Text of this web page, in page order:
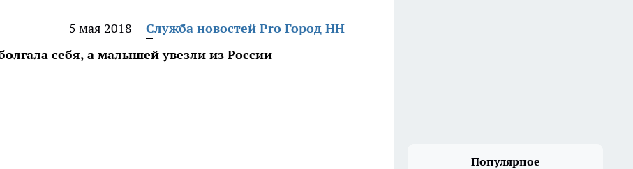
5 мая 2018
Служба новостей Pro Город НН
себя, а малышей увезли из России
Популярное